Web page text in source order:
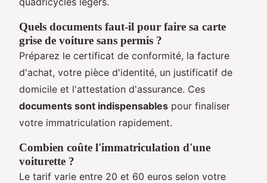
Quels documents faut-il pour faire sa carte
grise de voiture sans permis ?
Préparez le certificat de conformité, la facture
d'achat, votre pièce d'identité, un justificatif de
domicile et l'attestation d'assurance. Ces
documents sont indispensables pour finaliser
votre immatriculation rapidement.
Combien coûte l'immatriculation d'une
voiturette ?
Le tarif varie entre 20 et 60 euros selon votre